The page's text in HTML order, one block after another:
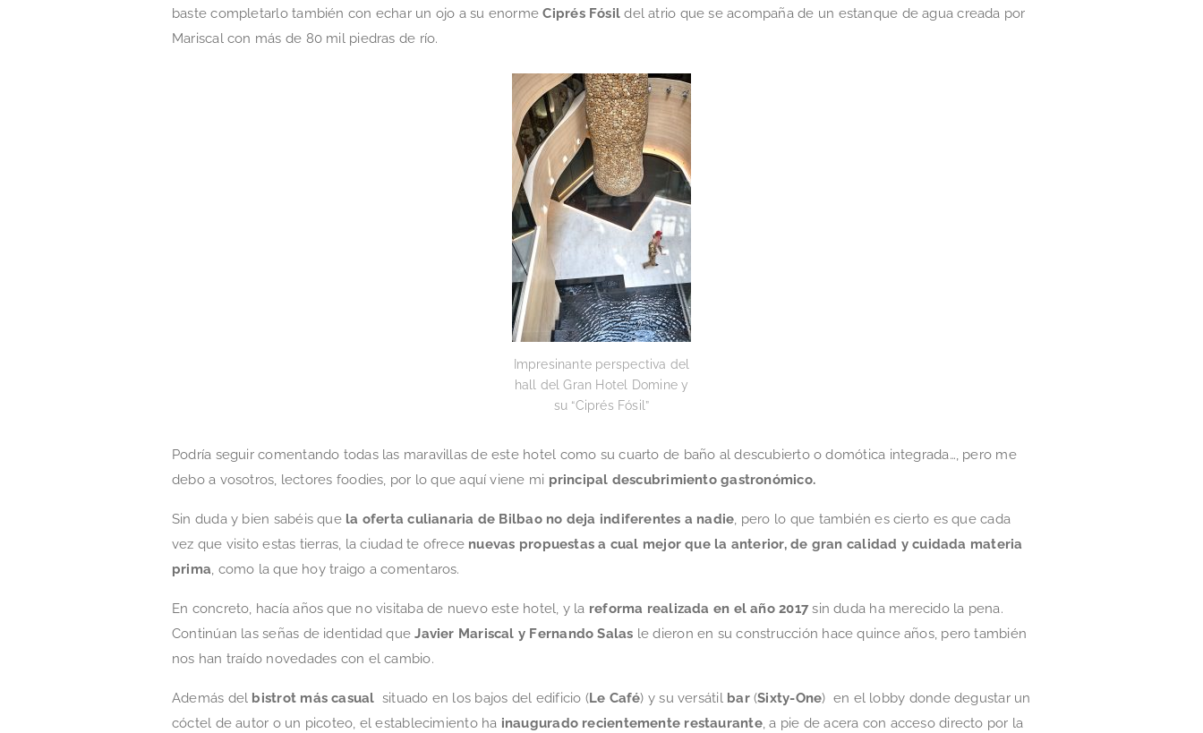
baste completarlo también con echar un ojo a su enormeCiprés Fósil del atrio que se acompaña de un estanque de agua creada por
Mariscal con más de 80 mil piedras de río.
Impresinante perspectiva del
hall del Gran Hotel Domine y
su “Ciprés Fósil”
Podría seguir comentando todas las maravillas de este hotel como su cuarto de baño al descubierto o domótica integrada…, pero me
debo a vosotros, lectores foodies, por lo que aquí viene mi principal descubrimiento gastronómico.
Sin duda y bien sabéis que la oferta culianaria de Bilbao no deja indiferentes a nadie, pero lo que también es cierto es que cada
vez que visito estas tierras, la ciudad te ofrece nuevas propuestas a cual mejor que la anterior, de gran calidad y cuidada materia
prima, como la que hoy traigo a comentaros.
En concreto, hacía años que no visitaba de nuevo este hotel, y la reforma realizada en el año 2017sin duda ha merecido la pena.
Continúan las señas de identidad queJavier Mariscal y Fernando Salas le dieron en su construcción hace quince años, pero también
nos han traído novedades con el cambio.
Además del bistrot más casual situado en los bajos del edificio (Le Café) y su versátil bar(Sixty-One) en el lobby donde degustar un
cóctel de autor o un picoteo, el establecimiento ha inaugurado recientemente restaurante, a pie de acera con acceso directo por la